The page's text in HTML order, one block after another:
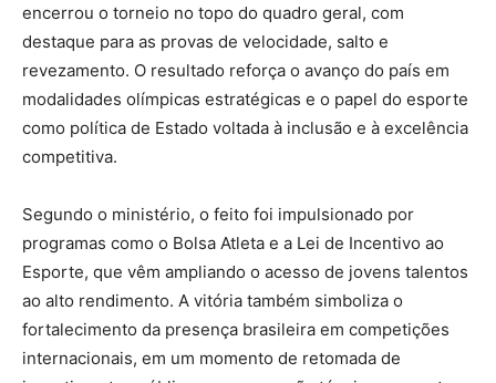
encerrou o torneio no topo do quadro geral, com
destaque para as provas de velocidade, salto e
revezamento. O resultado reforça o avanço do país em
modalidades olímpicas estratégicas e o papel do esporte
como política de Estado voltada à inclusão e à excelência
competitiva.
Segundo o ministério, o feito foi impulsionado por
programas como o Bolsa Atleta e a Lei de Incentivo ao
Esporte, que vêm ampliando o acesso de jovens talentos
ao alto rendimento. A vitória também simboliza o
fortalecimento da presença brasileira em competições
internacionais, em um momento de retomada de